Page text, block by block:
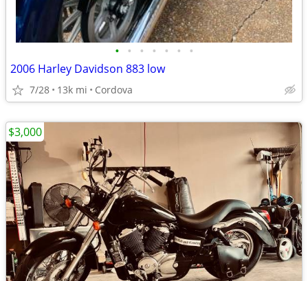
• • • • • • •
2006 Harley Davidson 883 low
7/28 13k mi Cordova
$3,000